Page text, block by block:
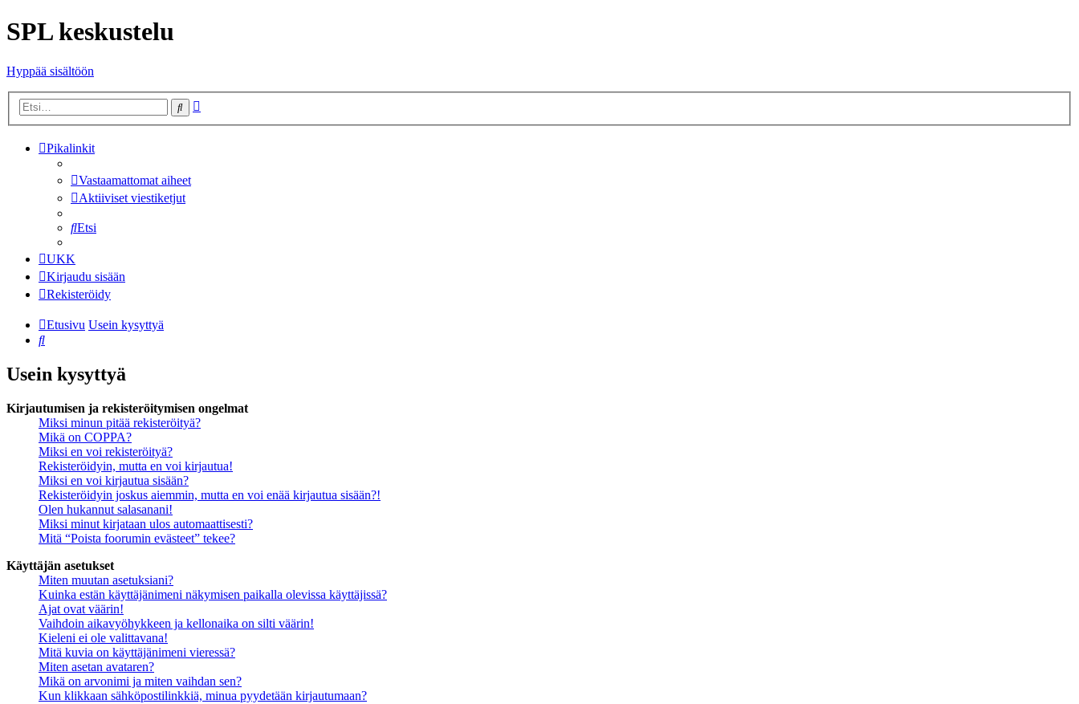
SPL keskustelu
Hyppää sisältöön
Etsi
Pikalinkit
Vastaamattomat aiheet
Aktiiviset viestiketjut
Etsi
UKK
Kirjaudu sisään
Rekisteröidy
Etusivu Usein kysyttyä
Etsi
Usein kysyttyä
Kirjautumisen ja rekisteröitymisen ongelmat
Miksi minun pitää rekisteröityä?
Mikä on COPPA?
Miksi en voi rekisteröityä?
Rekisteröidyin, mutta en voi kirjautua!
Miksi en voi kirjautua sisään?
Rekisteröidyin joskus aiemmin, mutta en voi enää kirjautua sisään?!
Olen hukannut salasanani!
Miksi minut kirjataan ulos automaattisesti?
Mitä “Poista foorumin evästeet” tekee?
Käyttäjän asetukset
Miten muutan asetuksiani?
Kuinka estän käyttäjänimeni näkymisen paikalla olevissa käyttäjissä?
Ajat ovat väärin!
Vaihdoin aikavyöhykkeen ja kellonaika on silti väärin!
Kieleni ei ole valittavana!
Mitä kuvia on käyttäjänimeni vieressä?
Miten asetan avataren?
Mikä on arvonimi ja miten vaihdan sen?
Kun klikkaan sähköpostilinkkiä, minua pyydetään kirjautumaan?